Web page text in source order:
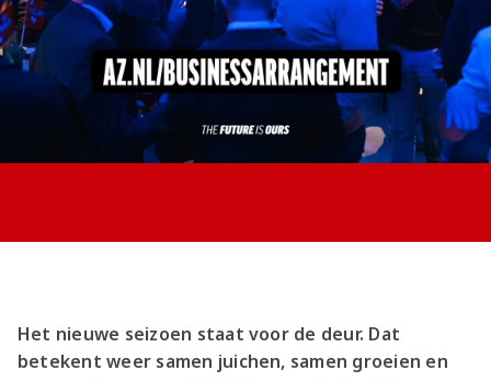
Jong AZ
Seizoenkaart
Het nieuwe seizoen staat voor de deur. Dat
betekent weer samen juichen, samen groeien en